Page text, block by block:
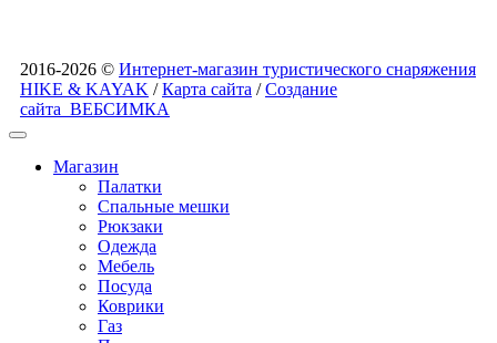
2016-2026 © Интернет-магазин туристического снаряжения
HIKE & KAYAK /Карта сайта /Создание
сайта ВЕБСИМКА
Магазин
Палатки
Спальные мешки
Рюкзаки
Одежда
Мебель
Посуда
Коврики
Газ